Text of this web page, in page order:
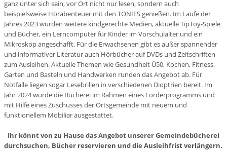
ganz unter sich sein, vor Ort nicht nur lesen, sondern auch
beispielsweise Hörabenteuer mit den TONIES genießen. Im Laufe der
Jahres 2023 wurden weitere kindgerechte Medien, aktuelle TipToy-Spiele
und Bücher, ein Lerncomputer für Kinder im Vorschulalter und ein
Mikroskop angeschafft. Für die Erwachsenen gibt es außer spannender
und informativer Literatur auch Hörbücher auf DVDs und Zeitschriften
zum Ausleihen.Aktuelle Themen wie Gesundheit Ü50, Kochen, Fitness,
Garten und Basteln und Handwerken runden das Angebot ab. Für
Notfälle liegen sogar Lesebrillen in verschiedenen Dioptrien bereit. Im
Jahr 2024 wurde die Bücherei im Rahmen eines Förderprogramms und
mit Hilfe eines Zuschusses der Ortsgemeinde mit neuem und
funktionellem Mobiliar ausgestattet.
Ihr könnt von zu Hause das Angebot unserer Gemeindebücherei
durchsuchen, Bücher reservieren und die Ausleihfrist verlängern.